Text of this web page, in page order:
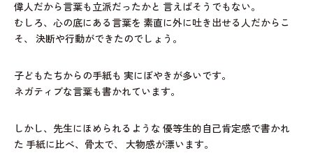
偉人だから言葉も立派だったかと 言えばそうでもない。
むしろ、心の底にある言葉を 素直に外に吐き出せる人だからこ
そ、
決断や行動ができたのでしょう。
子どもたちからの手紙も 実にぼやきが多いです。
ネガティブな言葉も書かれています。
しかし、先生にほめられるような 優等生的自己肯定感で書かれ
た 手紙に比べ、骨太で、 大物感が漂います。